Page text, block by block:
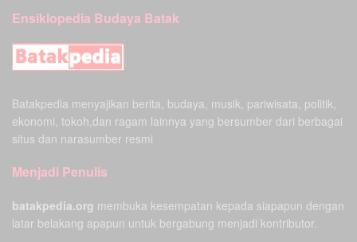
Ensiklopedia Budaya Batak
Batakpedia menyajikan berita, budaya, musik, pariwisata, politik,
ekonomi, tokoh,dan ragam lainnya yang bersumber dari berbagai
situs dan narasumber resmi
Menjadi Penulis
batakpedia.org membuka kesempatan kepada siapapun dengan
latar belakang apapun untuk bergabung menjadi kontributor.